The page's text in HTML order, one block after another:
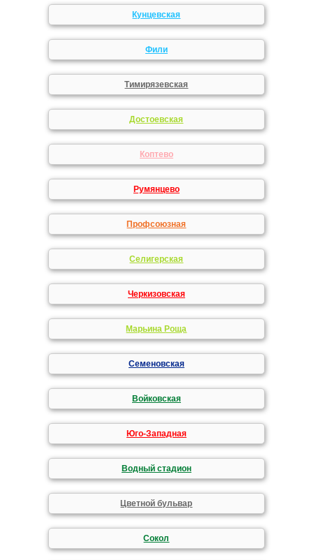
Кунцевская
Фили
Тимирязевская
Достоевская
Коптево
Румянцево
Профсоюзная
Селигерская
Черкизовская
Марьина Роща
Семеновская
Войковская
Юго-Западная
Водный стадион
Цветной бульвар
Сокол